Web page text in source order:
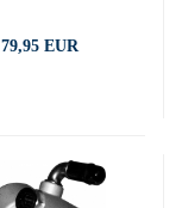
79,95 EUR